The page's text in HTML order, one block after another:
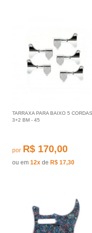
TARRAXA PARA BAIXO 5 CORDAS
3+2 BM - 45
por R$ 170,00
ou em 12x de R$ 17,30